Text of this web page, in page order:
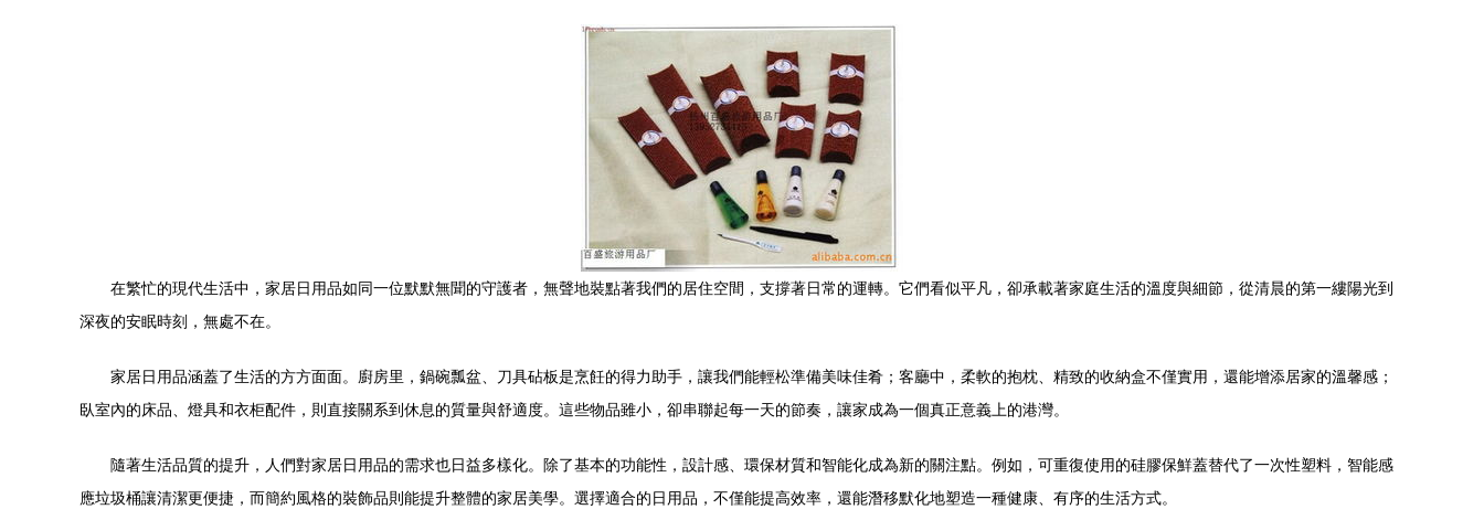
在繁忙的現代生活中，家居日用品如同一位默默無聞的守護者，無聲地裝點著我們的居住空間，支撐著日常的運轉。它們看似平凡，卻承載著家庭生活的溫度與細節，從清晨的第一縷陽光到
深夜的安眠時刻，無處不在。
家居日用品涵蓋了生活的方方面面。廚房里，鍋碗瓢盆、刀具砧板是烹飪的得力助手，讓我們能輕松準備美味佳肴；客廳中，柔軟的抱枕、精致的收納盒不僅實用，還能增添居家的溫馨感；
臥室內的床品、燈具和衣柜配件，則直接關系到休息的質量與舒適度。這些物品雖小，卻串聯起每一天的節奏，讓家成為一個真正意義上的港灣。
隨著生活品質的提升，人們對家居日用品的需求也日益多樣化。除了基本的功能性，設計感、環保材質和智能化成為新的關注點。例如，可重復使用的硅膠保鮮蓋替代了一次性塑料，智能感
應垃圾桶讓清潔更便捷，而簡約風格的裝飾品則能提升整體的家居美學。選擇適合的日用品，不僅能提高效率，還能潛移默化地塑造一種健康、有序的生活方式。